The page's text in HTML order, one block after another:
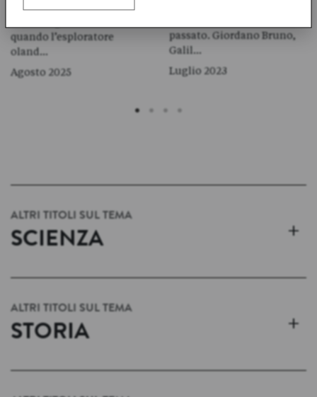
sopravvivenza. E noi che
quando l’esploratore
oland…
Agosto 2025
passato. Giordano Bruno,
Galil…
Luglio 2023
ALTRI TITOLI SUL TEMA
SCIENZA +
ALTRI TITOLI SUL TEMA
STORIA +